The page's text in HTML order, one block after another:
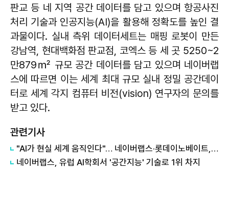
판교 등 네 지역 공간 데이터를 담고 있으며 항공사진
처리 기술과 인공지능(AI)을 활용해 정확도를 높인 결
과물이다. 실내 측위 데이터세트는 매핑 로봇이 만든
강남역, 현대백화점 판교점, 코엑스 등 세 곳 5250~2
만879㎡ 규모 공간 데이터를 담고 있으며 네이버랩
스에 따르면 이는 세계 최대 규모 실내 정밀 공간데이
터로 세계 각지 컴퓨터 비전(vision) 연구자의 문의를
받고 있다.
관련기사
"AI가 현실 세계 움직인다"… 네이버랩스·롯데이노베이트, 피지컬AI 사업 확대
네이버랩스, 유럽 AI학회서 '공간지능' 기술로 1위 차지